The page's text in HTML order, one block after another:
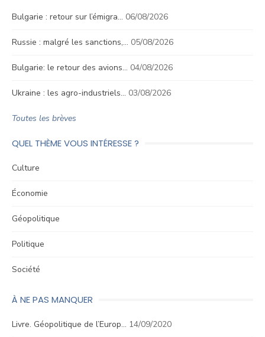
Bulgarie : retour sur l’émigra… 06/08/2026
Russie : malgré les sanctions,… 05/08/2026
Bulgarie: le retour des avions… 04/08/2026
Ukraine : les agro-industriels… 03/08/2026
Toutes les brèves
QUEL THÈME VOUS INTÉRESSE ?
Culture
Économie
Géopolitique
Politique
Société
À NE PAS MANQUER
Livre. Géopolitique de l’Europ… 14/09/2020